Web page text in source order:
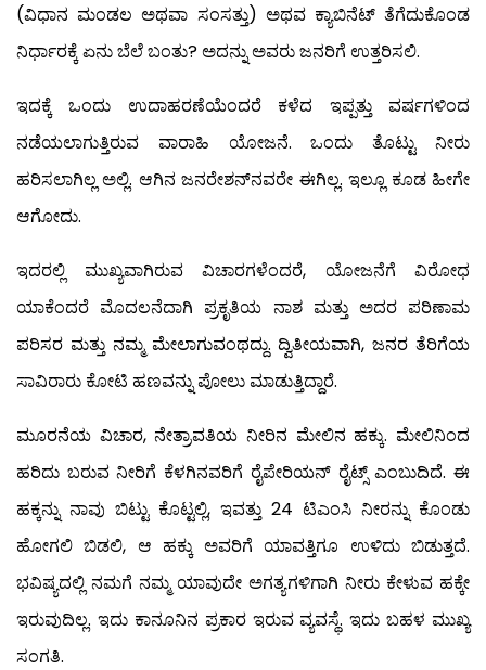
(ವಿಧಾನ ಮಂಡಲ ಅಥವಾ ಸಂಸತ್ತು) ಅಥವ ಕ್ಯಾಬಿನೆಟ್ ತೆಗೆದುಕೊಂಡ
ನಿರ್ಧಾರಕ್ಕೆ ಏನು ಬೆಲೆ ಬಂತು? ಅದನ್ನು ಅವರು ಜನರಿಗೆ ಉತ್ತರಿಸಲಿ.
ಇದಕ್ಕೆ ಒಂದು ಉದಾಹರಣೆಯೆಂದರೆ ಕಳೆದ ಇಪ್ಪತ್ತು ವರ್ಷಗಳಿಂದ
ನಡೆಯಲಾಗುತ್ತಿರುವ ವಾರಾಹಿ ಯೋಜನೆ. ಒಂದು ತೊಟ್ಟು ನೀರು
ಹರಿಸಲಾಗಿಲ್ಲ ಅಲ್ಲಿ. ಆಗಿನ ಜನರೇಶನ್‍ನವರೇ ಈಗಿಲ್ಲ. ಇಲ್ಲೂ ಕೂಡ ಹೀಗೇ
ಆಗೋದು.
ಇದರಲ್ಲಿ ಮುಖ್ಯವಾಗಿರುವ ವಿಚಾರಗಳೆಂದರೆ, ಯೋಜನೆಗೆ ವಿರೋಧ
ಯಾಕೆಂದರೆ ಮೊದಲನೆದಾಗಿ ಪ್ರಕೃತಿಯ ನಾಶ ಮತ್ತು ಅದರ ಪರಿಣಾಮ
ಪರಿಸರ ಮತ್ತು ನಮ್ಮ ಮೇಲಾಗುವಂಥದ್ದು. ದ್ವಿತೀಯವಾಗಿ, ಜನರ ತೆರಿಗೆಯ
ಸಾವಿರಾರು ಕೋಟಿ ಹಣವನ್ನು ಪೋಲು ಮಾಡುತ್ತಿದ್ದಾರೆ.
ಮೂರನೆಯ ವಿಚಾರ, ನೇತ್ರಾವತಿಯ ನೀರಿನ ಮೇಲಿನ ಹಕ್ಕು. ಮೇಲಿನಿಂದ
ಹರಿದು ಬರುವ ನೀರಿಗೆ ಕೆಳಗಿನವರಿಗೆ ರೈಪೇರಿಯನ್ ರೈಟ್ಸ್ ಎಂಬುದಿದೆ. ಈ
ಹಕ್ಕನ್ನು ನಾವು ಬಿಟ್ಟು ಕೊಟ್ಟಲ್ಲಿ, ಇವತ್ತು 24 ಟಿಎಂಸಿ ನೀರನ್ನು ಕೊಂಡು
ಹೋಗಲಿ ಬಿಡಲಿ, ಆ ಹಕ್ಕು ಅವರಿಗೆ ಯಾವತ್ತಿಗೂ ಉಳಿದು ಬಿಡುತ್ತದೆ.
ಭವಿಷ್ಯದಲ್ಲಿ ನಮಗೆ ನಮ್ಮ ಯಾವುದೇ ಅಗತ್ಯಗಳಿಗಾಗಿ ನೀರು ಕೇಳುವ ಹಕ್ಕೇ
ಇರುವುದಿಲ್ಲ. ಇದು ಕಾನೂನಿನ ಪ್ರಕಾರ ಇರುವ ವ್ಯವಸ್ಥೆ. ಇದು ಬಹಳ ಮುಖ್ಯ
ಸಂಗತಿ.